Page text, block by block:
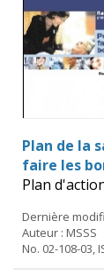
Plan de la
faire les
Plan
Dernière
Auteur : MSSS
No. 02-108-03,